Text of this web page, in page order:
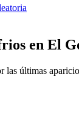
en El
las últimas